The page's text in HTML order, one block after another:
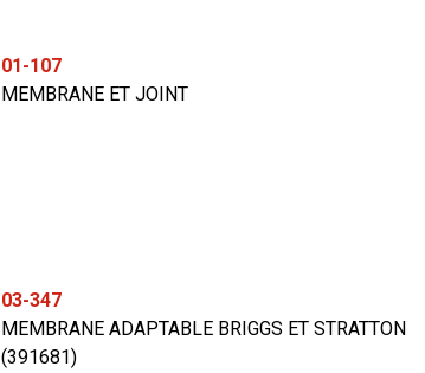
01-107
MEMBRANE ET JOINT
03-347
MEMBRANE ADAPTABLE BRIGGS ET STRATTON
(391681)